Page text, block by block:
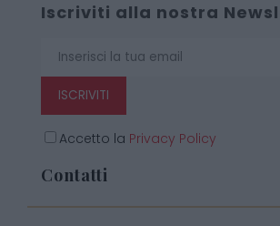
Iscriviti alla nostra
ISCRIVITI
Accetto la Privacy Policy
Contatti